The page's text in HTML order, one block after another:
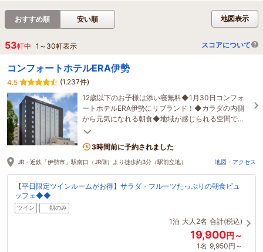
地図表示
おすすめ順 安い順
53軒中 1 ～ 30軒表示 スコアについて
コンフォートホテルERA伊勢
4.5
(1,237件)
12歳以下のお子様は添い寝無料◆1月30日コンフォ
ートホテルERA伊勢にリブランド！◆カラダの内側
から元気になれる朝食◆地域が感じられる空間でド
リンクとスイーツを楽しみ、仲間とくつろげるカフ
3時間前に予約されました
JR・近鉄「伊勢市」駅南口（JR側）より徒歩約3分（駅前立地） 地図・アクセス
【平日限定ツインルームがお得】サラダ・フルーツたっぷりの朝食ビュ
ッフェ◆◆
ツイン 朝のみ
1泊 大人2名 合計(税込)
19,900円～
1名 9,950円～